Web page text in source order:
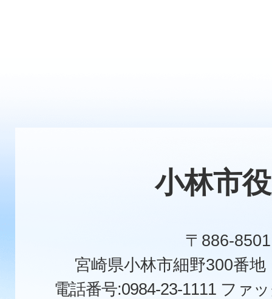
小林市
〒886-8501
宮崎県小林市細野300番
電話番号:0984-23-1111 ファ